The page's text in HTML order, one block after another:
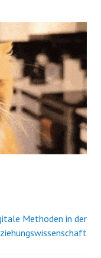
Methoden in der